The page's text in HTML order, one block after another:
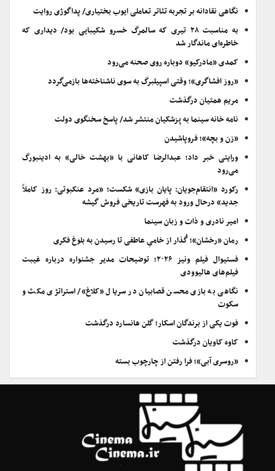
نگاهی نقادانه بر تجربه تئاتر تعاملی ایوب بختیاری/ پداگوژی روایت
به مناسبت ۲۸ تیری که سالمرگ خسرو شکیبایی بود/ دیداری که
خاطره‌ای ماندگار شد
کمدی «مادرکیو» دوباره روی صحنه می‌رود
«روز افشاگری»؛ وقتی اسپیلبرگ به سوی ناشناخته‌ها بازمی‌گردد
مریم همتیان درگذشت
نامه خانه سینما به پزشکیان منتشر شد/ پاسخ سخنگوی دولت
«زن و بچه»؛ فروپاشیدن
ورایتی خبر داد؛ عبدالرضا کاهانی با «بهشت خالی» به ادینبورگ
می‌رود
رکورد «انتقام‌جویان: پایان بازی» شکست؛ «مرد عنکبوتی: روز کاملاً
جدید» درحال ورود به فهرست تاریخی فروش گیشه
امیر نادری و ذات و زبان سینما
رمان «رخشان»؛ گُذار از خامیِ عاطفی تا رسیدن به بلوغ فکری
فستیوال فیلم ونیز ۲۰۲۶؛ توضیحات مدیر جشنواره درباره غیبت
فیلم‌های هالیوودی
نگاهی به بازی محسن قصابیان در سریال «کلاغ»/ استراتژی مکث و
سکوت
فوت یکی از برندگان اسکار؛ گلن هانسارد درگذشت
کاوه کاویان درگذشت
«روسری آبی»؛ فرا رفتن از چارچوب بسته